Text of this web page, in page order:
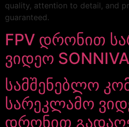
quality, attention to detail, and
guaranteed.
FPV დრონით
ვიდეო
სამშენებლო
სარეკლამო
დრონით